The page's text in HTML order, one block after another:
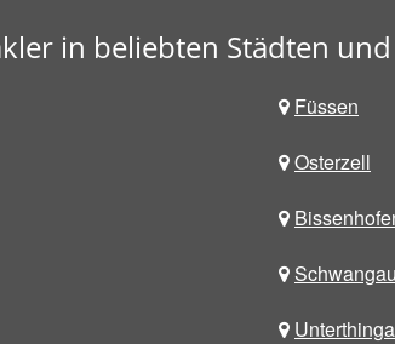
in beliebten Städten
Füssen
Osterzell
Schwangau